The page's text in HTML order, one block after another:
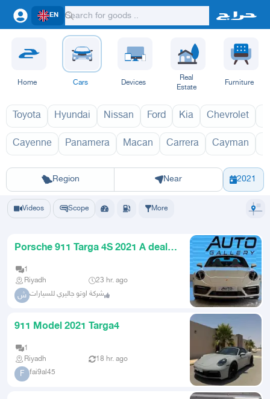
EN
Home Cars Devices
Real
Estate
Furniture
Toyota Hyundai Nissan Ford Kia Chevrolet
Cayenne Panamera Macan Carrera Cayman
Region
Riyadh Eastern Region Yanbu Hafar Al Batin Madinah
Near 2021
911 2027
Videos Scope More
Porsche 911 Targa 4S 2021 A deal
1
Riyadh
23 hr. ago
ش شركة اوتو جاليري للسيارات
911 Model 2021 Targa4
1
Riyadh
18 hr. ago
F fai9al45